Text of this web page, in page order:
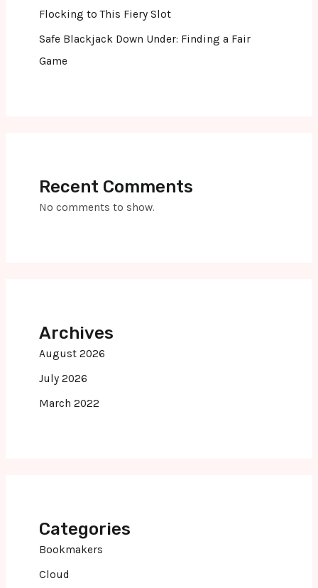
Flocking to This Fiery Slot
Safe Blackjack Down Under: Finding a Fair
Game
Recent Comments
No comments to show.
Archives
August 2026
July 2026
March 2022
Categories
Bookmakers
Cloud